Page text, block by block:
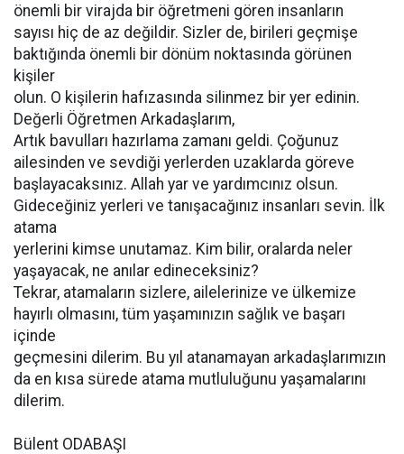
önemli bir virajda bir öğretmeni gören insanların
sayısı hiç de az değildir. Sizler de, birileri geçmişe
baktığında önemli bir dönüm noktasında görünen
kişiler
olun. O kişilerin hafızasında silinmez bir yer edinin.
Değerli Öğretmen Arkadaşlarım,
Artık bavulları hazırlama zamanı geldi. Çoğunuz
ailesinden ve sevdiği yerlerden uzaklarda göreve
başlayacaksınız. Allah yar ve yardımcınız olsun.
Gideceğiniz yerleri ve tanışacağınız insanları sevin. İlk
atama
yerlerini kimse unutamaz. Kim bilir, oralarda neler
yaşayacak, ne anılar edineceksiniz?
Tekrar, atamaların sizlere, ailelerinize ve ülkemize
hayırlı olmasını, tüm yaşamınızın sağlık ve başarı
içinde
geçmesini dilerim. Bu yıl atanamayan arkadaşlarımızın
da en kısa sürede atama mutluluğunu yaşamalarını
dilerim.
Bülent ODABAŞI